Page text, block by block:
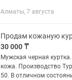
на элегантной одежде,
дизайном....
Алматы, 7 августа
Продам кожаную
30 000 ₸
Мужская черная
кожа. Производство Турция. Размер
50. В отличном состоянии.